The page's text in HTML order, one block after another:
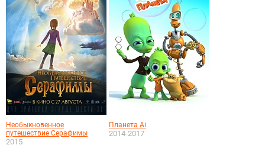
Необыкновенное
путешествие Серафимы
2015
Планета Аi
2014-2017